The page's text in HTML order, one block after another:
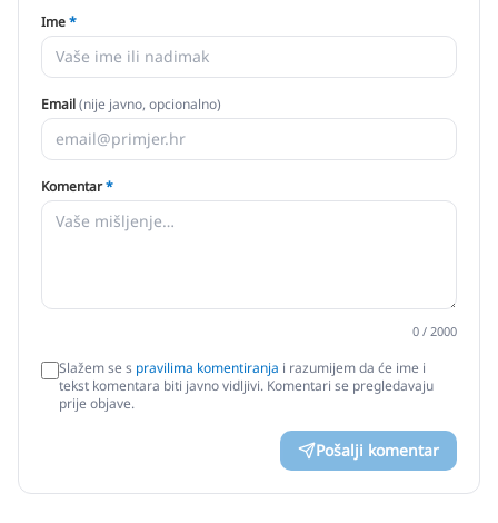
Ime*
Email(nije javno, opcionalno)
Komentar*
0 / 2000
Slažem se s pravilima komentiranja i razumijem da će ime i
tekst komentara biti javno vidljivi. Komentari se pregledavaju
prije objave.
Pošalji komentar